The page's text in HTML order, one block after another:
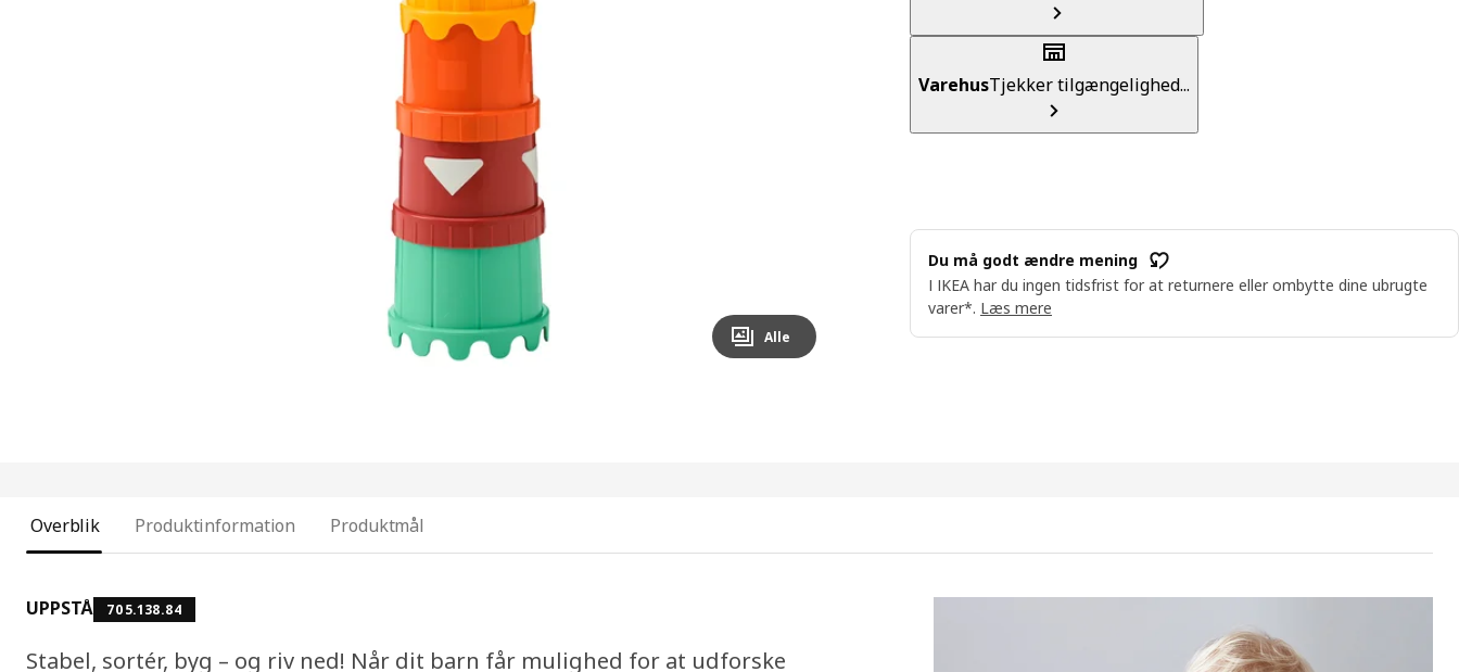
Alle
VarehusTjekker tilgængelighed...
Du må godt ændre mening
I IKEA har du ingen tidsfrist for at returnere eller ombytte dine ubrugte
varer*. Læs mere
Overblik Produktinformation Produktmål
UPPSTÅ 705.138.84
Stabel, sortér, byg – og riv ned! Når dit barn får mulighed for at udforske